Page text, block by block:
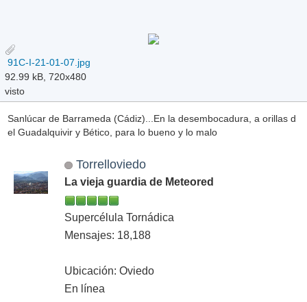
91C-I-21-01-07.jpg
92.99 kB, 720x480
visto
Sanlúcar de Barrameda (Cádiz)...En la desembocadura, a orillas d
el Guadalquivir y Bético, para lo bueno y lo malo
Torrelloviedo
La vieja guardia de Meteored
Supercélula Tornádica
Mensajes: 18,188
Ubicación: Oviedo
En línea